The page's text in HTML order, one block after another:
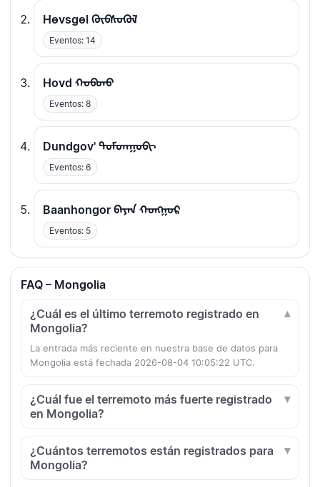
Hөvsgөl ᠬᠥᠪᠰᠦᠭᠦᠯ
Eventos: 14
Hovd ᠬᠣᠪᠳᠤ
Eventos: 8
Dundgov' ᠳᠤᠮᠳᠠᠭᠣᠪᠢ
Eventos: 6
Baanhongor ᠪᠠᠶᠠᠨ ᠬᠣᠩᠭᠣᠷ
Eventos: 5
FAQ – Mongolia
¿Cuál es el último terremoto registrado en
Mongolia?
La entrada más reciente en nuestra base de datos para
Mongolia está fechada 2026-08-04 10:05:22 UTC.
¿Cuál fue el terremoto más fuerte registrado
en Mongolia?
¿Cuántos terremotos están registrados para
Mongolia?